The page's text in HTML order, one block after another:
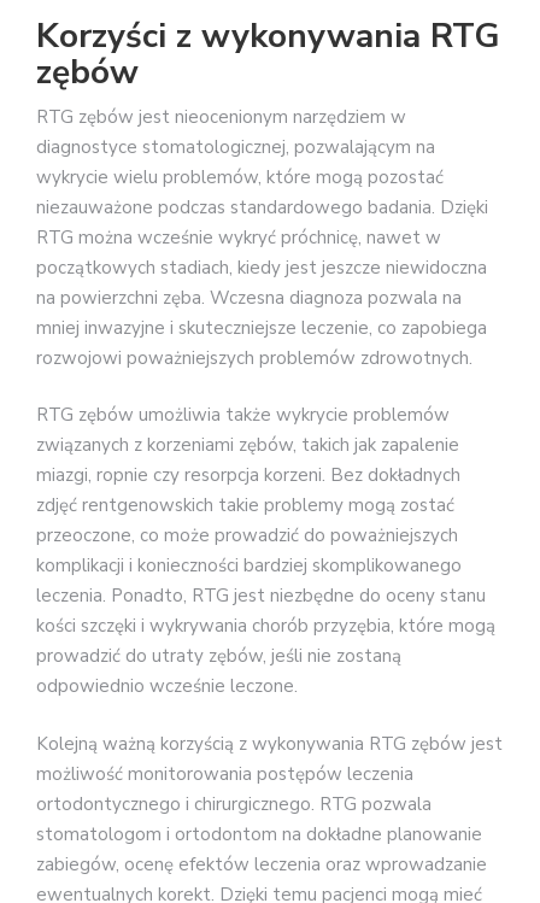
Korzyści z wykonywania RTG
zębów
RTG zębów jest nieocenionym narzędziem w
diagnostyce stomatologicznej, pozwalającym na
wykrycie wielu problemów, które mogą pozostać
niezauważone podczas standardowego badania. Dzięki
RTG można wcześnie wykryć próchnicę, nawet w
początkowych stadiach, kiedy jest jeszcze niewidoczna
na powierzchni zęba. Wczesna diagnoza pozwala na
mniej inwazyjne i skuteczniejsze leczenie, co zapobiega
rozwojowi poważniejszych problemów zdrowotnych.
RTG zębów umożliwia także wykrycie problemów
związanych z korzeniami zębów, takich jak zapalenie
miazgi, ropnie czy resorpcja korzeni. Bez dokładnych
zdjęć rentgenowskich takie problemy mogą zostać
przeoczone, co może prowadzić do poważniejszych
komplikacji i konieczności bardziej skomplikowanego
leczenia. Ponadto, RTG jest niezbędne do oceny stanu
kości szczęki i wykrywania chorób przyzębia, które mogą
prowadzić do utraty zębów, jeśli nie zostaną
odpowiednio wcześnie leczone.
Kolejną ważną korzyścią z wykonywania RTG zębów jest
możliwość monitorowania postępów leczenia
ortodontycznego i chirurgicznego. RTG pozwala
stomatologom i ortodontom na dokładne planowanie
zabiegów, ocenę efektów leczenia oraz wprowadzanie
ewentualnych korekt. Dzięki temu pacjenci mogą mieć